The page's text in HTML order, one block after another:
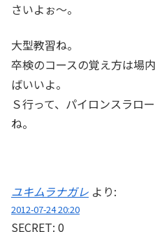
さいよぉ～。
大型教習ね。
卒検のコースの覚え方は場
ばいいよ。
Ｓ行って、パイロンスラロ
ね。
ユキムラナガレ より:
2012-07-24 20:20
SECRET: 0